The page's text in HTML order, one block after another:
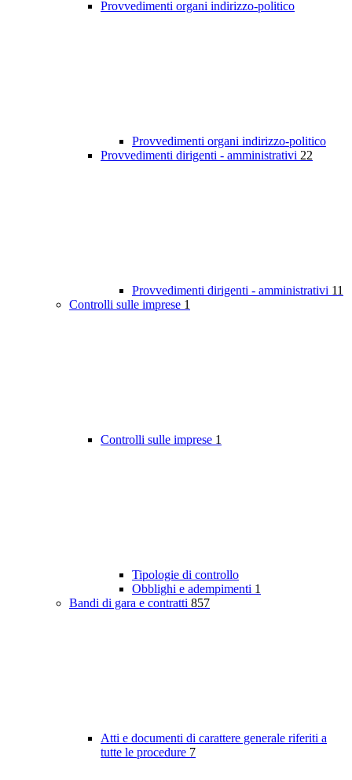
Provvedimenti organi indirizzo-politico
Provvedimenti organi indirizzo-politico
Provvedimenti dirigenti - amministrativi 22
Provvedimenti dirigenti - amministrativi 11
Controlli sulle imprese 1
Controlli sulle imprese 1
Tipologie di controllo
Obblighi e adempimenti 1
Bandi di gara e contratti 857
Atti e documenti di carattere generale riferiti a
tutte le procedure 7